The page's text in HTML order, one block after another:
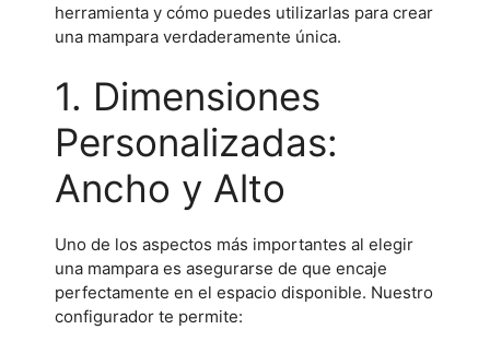
herramienta y cómo puedes utilizarlas para crear
una mampara verdaderamente única.
1. Dimensiones
Personalizadas:
Ancho y Alto
Uno de los aspectos más importantes al elegir
una mampara es asegurarse de que encaje
perfectamente en el espacio disponible. Nuestro
configurador te permite: